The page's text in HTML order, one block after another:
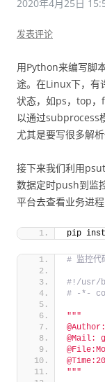
2020年4月25日
发表评论
用Python来编写脚
途。在Linux下，有
状态，如ps，top，
以通过subprocess
尤其是要写很多解析
接下来我们利用
数据定时push到监
平台去查看业务进程
pip
# 监控代
#!/usr/
# -*-
"""
@Mail:
"""